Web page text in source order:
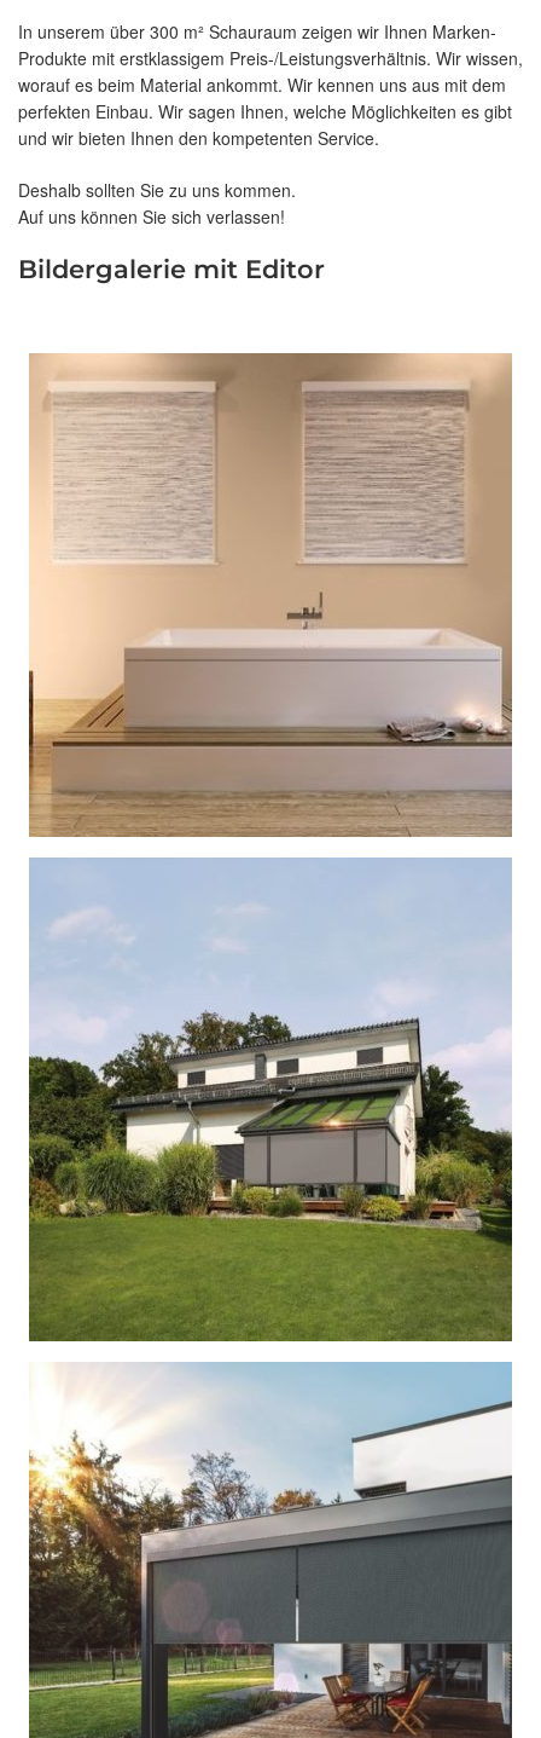
In unserem über 300 m² Schauraum zeigen wir Ihnen Marken-
Produkte mit erstklassigem Preis-/Leistungsverhältnis. Wir wissen,
worauf es beim Material ankommt. Wir kennen uns aus mit dem
perfekten Einbau. Wir sagen Ihnen, welche Möglichkeiten es gibt
und wir bieten Ihnen den kompetenten Service.
Deshalb sollten Sie zu uns kommen.
Auf uns können Sie sich verlassen!
Bildergalerie mit Editor